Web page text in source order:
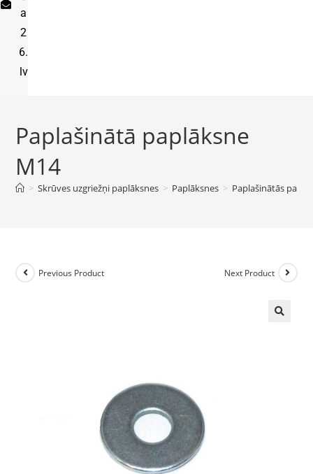
a
2
6.
lv
Paplašinātā paplāksne
M14
> Skrūves uzgriežņi paplāksnes > Paplāksnes > Paplašinātās
Previous Product Next Product